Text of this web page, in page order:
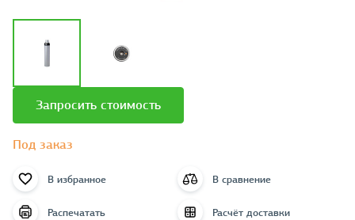
Запросить стоимость
Под заказ
В избранное В сравнение
Распечатать Расчёт доставки